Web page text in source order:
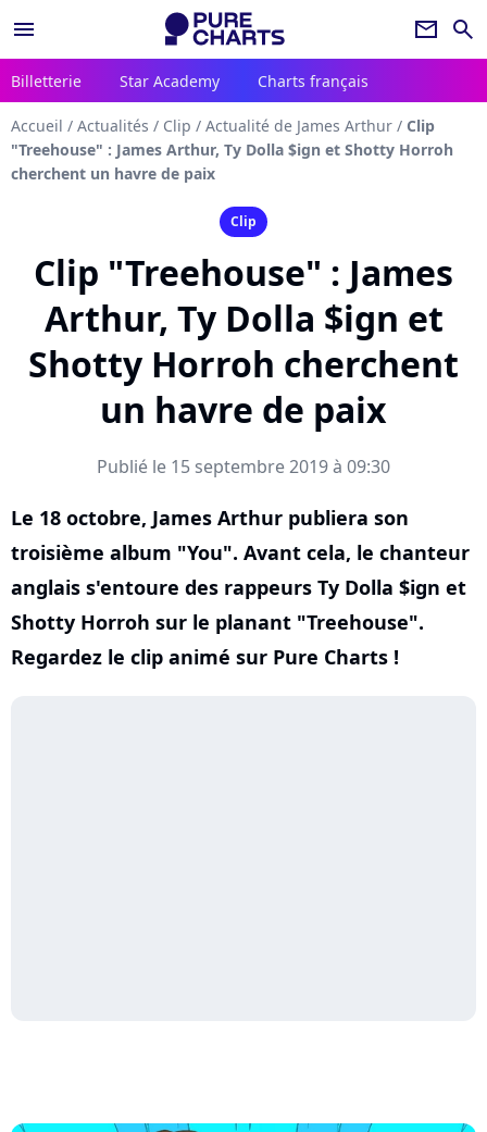
menu newsletter search
Billetterie Star Academy Charts français
Accueil / Actualités / Clip / Actualité de James Arthur / Clip
"Treehouse" : James Arthur, Ty Dolla $ign et Shotty Horroh
cherchent un havre de paix
Clip
Clip "Treehouse" : James
Arthur, Ty Dolla $ign et
Shotty Horroh cherchent
un havre de paix
Publié le 15 septembre 2019 à 09:30
Le 18 octobre, James Arthur publiera son
troisième album "You". Avant cela, le chanteur
anglais s'entoure des rappeurs Ty Dolla $ign et
Shotty Horroh sur le planant "Treehouse".
Regardez le clip animé sur Pure Charts !